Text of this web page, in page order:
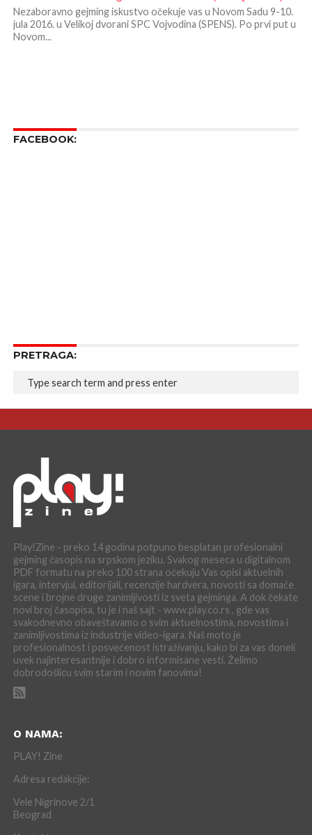
Nezaboravno gejming iskustvo očekuje vas u Novom Sadu 9-10.
jula 2016. u Velikoj dvorani SPC Vojvodina (SPENS). Po prvi put u
Novom...
FACEBOOK:
PRETRAGA:
Play!Zine - preko 14 godina potpuno besplatan profesionalni
gejming časopis na srpskom jeziku. Svakog meseca u digitalnom
PDF formatu na preko 100 strana očekuju Vas opisi aktuelnih
igara, intervjui, editorijali, recenzije hardvera, novosti sa domaće
scene i brojne druge zanimljivosti iz sveta gejminga. A dok čekate
novi broj časopisa, tu je i naš sajt - www.play.co.rs , gde vas
svakodnevno obaveštavamo o svim aktuelnostima, novostima i
zanimljivostima iz industrije video-igara. Naš moto je
profesionalnost i posvećenost istraživanju, kako bi za vas doneli
uvek najinteresantnije i dobro informisane vesti. Želimo
dobrodošlicu svim starim i novim fanovima!
O NAMA:
PLAY! Zine
Adresa redakcije:
Vele Nigrinove 2/1
Beograd